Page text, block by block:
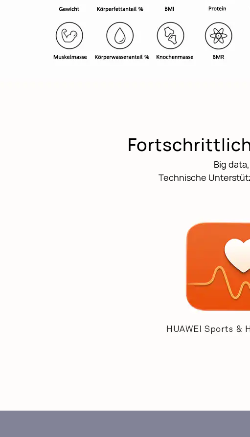
Big
Technische